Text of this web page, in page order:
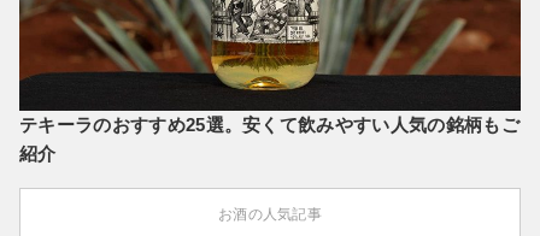
テキーラのおすすめ25選。安くて飲みやすい人気の銘柄もご
紹介
お酒の人気記事